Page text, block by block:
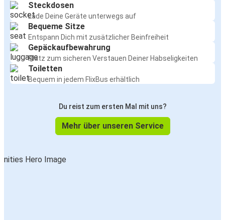
Steckdosen
Lade Deine Geräte unterwegs auf
Bequeme Sitze
Entspann Dich mit zusätzlicher Beinfreiheit
Gepäckaufbewahrung
Platz zum sicheren Verstauen Deiner Habseligkeiten
Toiletten
Bequem in jedem FlixBus erhältlich
Du reist zum ersten Mal mit uns?
Mehr über unseren Service